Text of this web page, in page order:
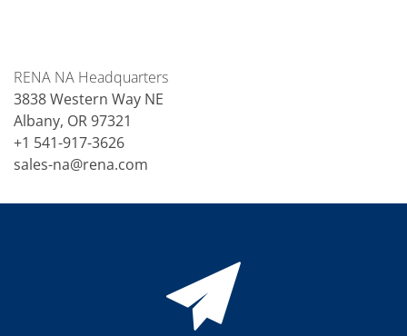
RENA NA Headquarters
3838 Western Way NE
Albany, OR 97321
+1 541-917-3626
sales-na@rena.com